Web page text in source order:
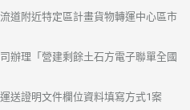
道附近特定區計畫貨物轉運中心區市
辦理「營建剩餘土石方電子聯單全國
送證明文件欄位資料填寫方式1案